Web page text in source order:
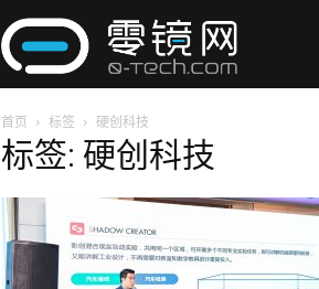
网
首页 标签 硬创科技
标签: 硬创科技